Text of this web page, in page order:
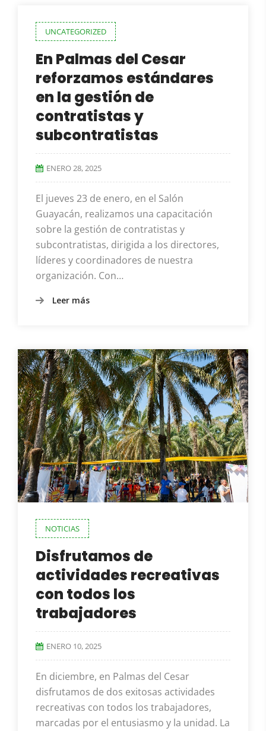
UNCATEGORIZED
En Palmas del Cesar
reforzamos estándares
en la gestión de
contratistas y
subcontratistas
ENERO 28, 2025
El jueves 23 de enero, en el Salón
Guayacán, realizamos una capacitación
sobre la gestión de contratistas y
subcontratistas, dirigida a los directores,
líderes y coordinadores de nuestra
organización. Con…
Leer más
NOTICIAS
Disfrutamos de
actividades recreativas
con todos los
trabajadores
ENERO 10, 2025
En diciembre, en Palmas del Cesar
disfrutamos de dos exitosas actividades
recreativas con todos los trabajadores,
marcadas por el entusiasmo y la unidad. La